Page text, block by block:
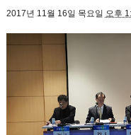
2017년 11월 16일 목요일 오후